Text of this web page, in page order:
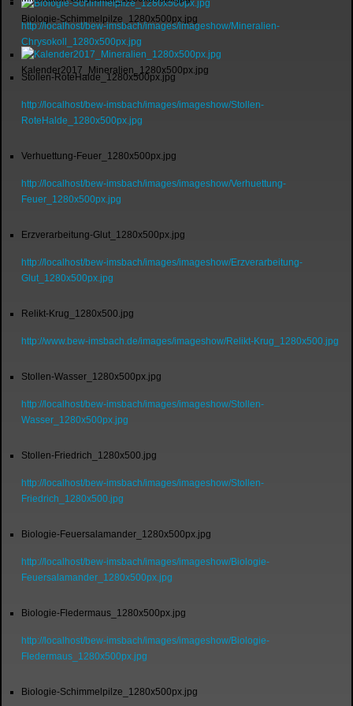
Biologie-Schimmelpilze_1280x500px.jpg
Kalender2017_Mineralien_1280x500px.jpg
http://localhost/bew-imsbach/images/imageshow/Mineralien-
Chrysokoll_1280x500px.jpg
Stollen-RoteHalde_1280x500px.jpg
http://localhost/bew-imsbach/images/imageshow/Stollen-
RoteHalde_1280x500px.jpg
Verhuettung-Feuer_1280x500px.jpg
http://localhost/bew-imsbach/images/imageshow/Verhuettung-
Feuer_1280x500px.jpg
Erzverarbeitung-Glut_1280x500px.jpg
http://localhost/bew-imsbach/images/imageshow/Erzverarbeitung-
Glut_1280x500px.jpg
Relikt-Krug_1280x500.jpg
http://www.bew-imsbach.de/images/imageshow/Relikt-Krug_1280x500.jpg
Stollen-Wasser_1280x500px.jpg
http://localhost/bew-imsbach/images/imageshow/Stollen-
Wasser_1280x500px.jpg
Stollen-Friedrich_1280x500.jpg
http://localhost/bew-imsbach/images/imageshow/Stollen-
Friedrich_1280x500.jpg
Biologie-Feuersalamander_1280x500px.jpg
http://localhost/bew-imsbach/images/imageshow/Biologie-
Feuersalamander_1280x500px.jpg
Biologie-Fledermaus_1280x500px.jpg
http://localhost/bew-imsbach/images/imageshow/Biologie-
Fledermaus_1280x500px.jpg
Biologie-Schimmelpilze_1280x500px.jpg